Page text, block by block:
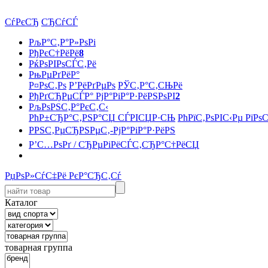
СѓРєСЂ СЂСѓСЃ
РљР°С‚Р°Р»РѕРі
РђРєС†РёРё8
РќРѕРІРѕСЃС‚Рё
РњРµРґРёР°
Р¤РѕС‚Рѕ Р’РёРґРµРѕ РЎС‚Р°С‚СЊРё
РђРґСЂРµСЃР° РјР°РіР°Р·РёРЅРѕРІ2
РљРѕРЅС‚Р°РєС‚С‹
РћР±СЂР°С‚РЅР°СЏ СЃРІСЏР·СЊ РћРїС‚РѕРІС‹Рµ
РРЅС‚РµСЂРЅРµС‚-РјР°РіР°Р·РёРЅ
Р’С…РѕРґ / СЂРµРіРёСЃС‚СЂР°С†РёСЏ
РџРѕР»СѓС‡Рё РєР°СЂС‚Сѓ
Каталог
товарная группа